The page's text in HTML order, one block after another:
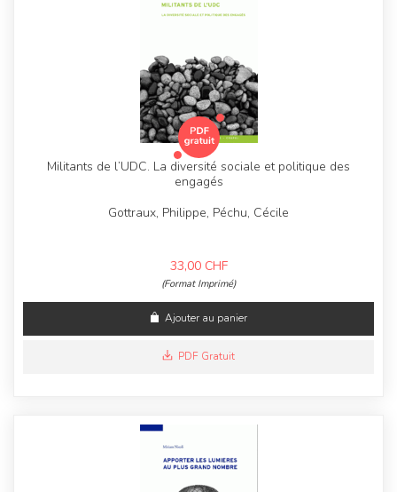
Militants de l’UDC. La diversité sociale et politique des
engagés
Gottraux, Philippe, Péchu, Cécile
33,00 CHF
(Format Imprimé)
Ajouter au panier
PDF Gratuit